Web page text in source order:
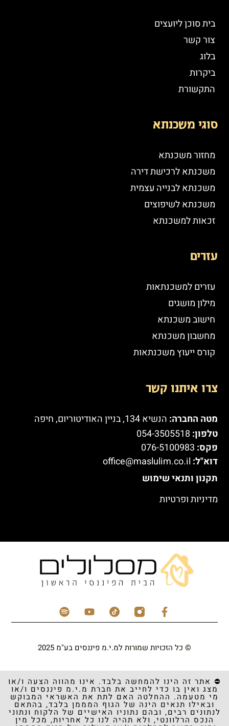
בית סוכן ליועצים
צור קשר
בלוג
ביקרות
התקשורת
סוגי משכנתא
מחזור משכנתא
משכנתא לרכישת דירה
משכנתא לבנייה עצמית
משכנתא לשיפוצים
זכאות למשכנתא
עזרים
עזרים למשכנתאות
מילון מושגים
חישוב משכנתא
מחשבון משכנתא
קורס ייעוץ משכנתאות
צרו איתנו קשר
מטה החברה: הנשיא 134, בניין האודיטוריום, חיפה
טלפון: 054-3505518
פקס:
דוא"ל: office@maslulim.co.il
תקנון ותנאי שימוש
מדיניות ופרטיות
© כל הזכויות שמורות למ.י.מ פיננסים בע"מ 2025
⛔️ אתר זה הינו להמחשה בלבד. אינו מהווה הצעה ו/או
מצג ואין בו כדי לחייב את חברת מ.י.מ פיננסים ו/או
מי מטעמה. ההחלטה האם לתת את האשראי המבוקש
ובאילו תנאים הינה של הגוף המממן בלבד, בהתאם
לנתונים רבים, ובהם נתוניו האישיים של הלקוח ונתוני
הנכס הרלוונטי, ולא תהיה לנו כל אחריות, מכל מין